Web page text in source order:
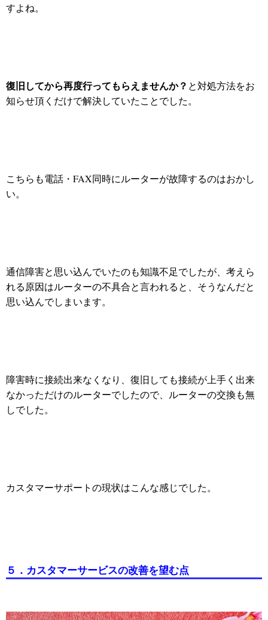
すよね。
復旧してから再度行ってもらえませんか？ と対処方法をお
知らせ頂くだけで解決していたことでした。
こちらも電話・FAX同時にルーターが故障するのはおかし
い。
通信障害と思い込んでいたのも知識不足でしたが、考えら
れる原因はルーターの不具合と言われると、そうなんだと
思い込んでしまいます。
障害時に接続出来なくなり、復旧しても接続が上手く出来
なかっただけのルーターでしたので、ルーターの交換も無
しでした。
カスタマーサポートの現状はこんな感じでした。
５．カスタマーサービスの改善を望む点